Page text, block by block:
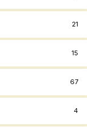
21
15
67
4